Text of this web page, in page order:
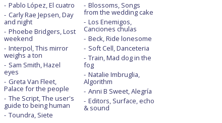
Pablo López, El cuatro
Carly Rae Jepsen, Day
and night
Phoebe Bridgers, Lost
weekend
Interpol, This mirror
weighs a ton
Sam Smith, Hazel
eyes
Greta Van Fleet,
Palace for the people
The Script, The user's
guide to being human
Toundra, Siete
Blossoms, Songs
from the wedding cake
Los Enemigos,
Canciones chulas
Beck, Ride lonesome
Soft Cell, Danceteria
Train, Mad dog in the
fog
Natalie Imbruglia,
Algorithm
Anni B Sweet, Alegría
Editors, Surface, echo
& sound